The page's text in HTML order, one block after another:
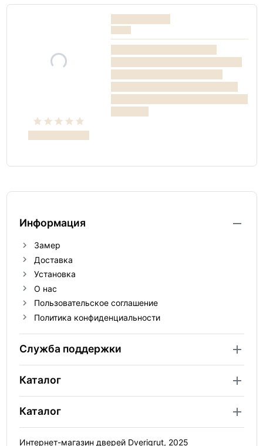
Информация
Замер
Доставка
Установка
О нас
Пользовательское соглашение
Политика конфиденциальности
Служба поддержки
Каталог
Каталог
Интернет-магазин дверей Dverigrut, 2025